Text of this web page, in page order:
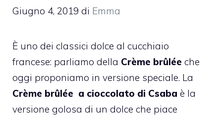
Giugno 4, 2019 di Emma
È uno dei classici dolce al cucchiaio
francese: parliamo della Crème brûlée che
oggi proponiamo in versione speciale. La
Crème brûlée a cioccolato di Csaba è la
versione golosa di un dolce che piace